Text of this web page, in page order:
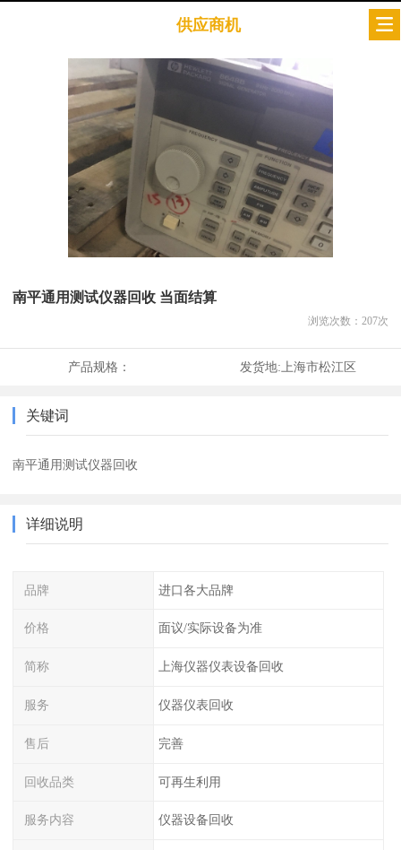
供应商机
南平通用测试仪器回收 当面结算
浏览次数： 207次
产品规格： 发货地:上海市松江区
关键词
南平通用测试仪器回收
详细说明
品牌 进口各大品牌
价格 面议/实际设备为准
简称 上海仪器仪表设备回收
服务 仪器仪表回收
售后 完善
回收品类 可再生利用
服务内容 仪器设备回收